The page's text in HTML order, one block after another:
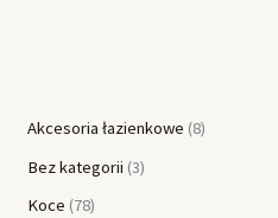
Akcesoria łazienkowe 8
Bez kategorii 3
Koce 78